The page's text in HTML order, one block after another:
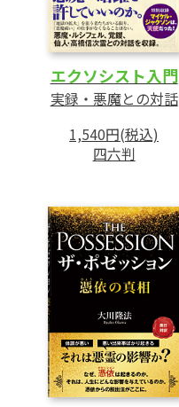
エクソシスト入門
実録・悪魔との対話
1,540円(税込)
四六判